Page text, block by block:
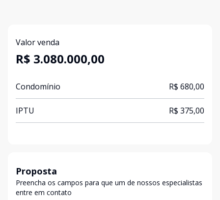
Valor venda
R$ 3.080.000,00
Condomínio R$ 680,00
IPTU R$ 375,00
Proposta
Preencha os campos para que um de nossos especialistas
entre em contato